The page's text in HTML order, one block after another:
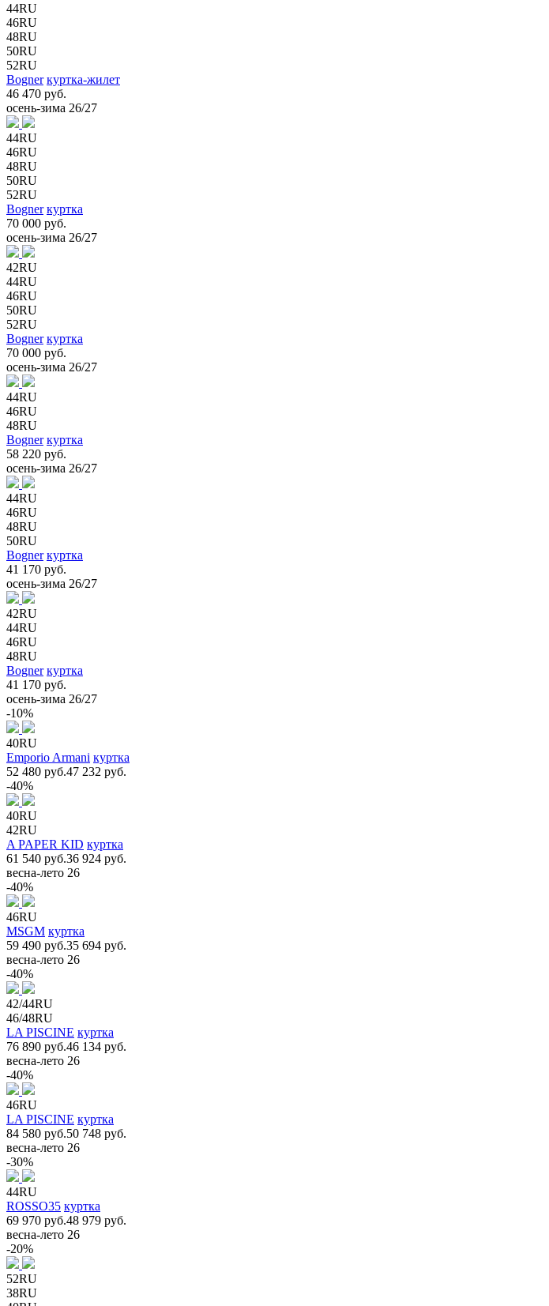
44RU
46RU
48RU
50RU
52RU
Bogner куртка-жилет
46 470 руб.
осень-зима 26/27
44RU
46RU
48RU
50RU
52RU
Bogner куртка
70 000 руб.
осень-зима 26/27
42RU
44RU
46RU
50RU
52RU
Bogner куртка
70 000 руб.
осень-зима 26/27
44RU
46RU
48RU
Bogner куртка
58 220 руб.
осень-зима 26/27
44RU
46RU
48RU
50RU
Bogner куртка
41 170 руб.
осень-зима 26/27
42RU
44RU
46RU
48RU
Bogner куртка
41 170 руб.
осень-зима 26/27
-10%
40RU
Emporio Armani куртка
52 480 руб.47 232 руб.
-40%
40RU
42RU
A PAPER KID куртка
61 540 руб.36 924 руб.
весна-лето 26
-40%
46RU
MSGM куртка
59 490 руб.35 694 руб.
весна-лето 26
-40%
42/44RU
46/48RU
LA PISCINE куртка
76 890 руб.46 134 руб.
весна-лето 26
-40%
46RU
LA PISCINE куртка
84 580 руб.50 748 руб.
весна-лето 26
-30%
44RU
ROSSO35 куртка
69 970 руб.48 979 руб.
весна-лето 26
-20%
52RU
38RU